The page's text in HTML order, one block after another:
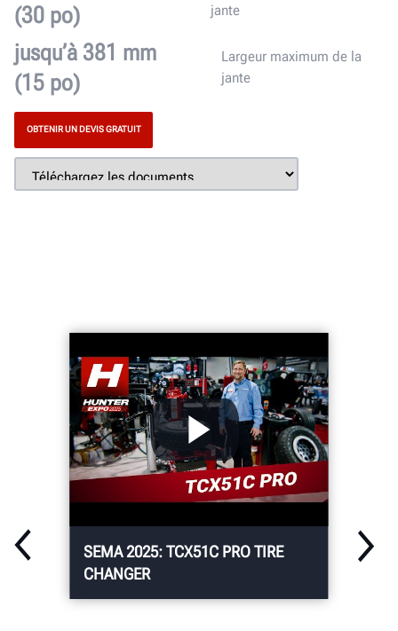
(30 po)
jante
jusqu’à 381 mm
(15 po)
Largeur maximum de la
jante
OBTENIR UN DEVIS GRATUIT
SEMA 2025: TCX51C PRO TIRE
CHANGER